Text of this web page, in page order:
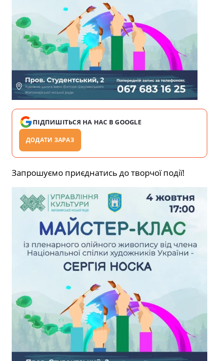
ПІДПИШІТЬСЯ НА НАС В GOOGLE
ДОДАТИ ЗАРАЗ
Запрошуємо приєднатись до творчої події!